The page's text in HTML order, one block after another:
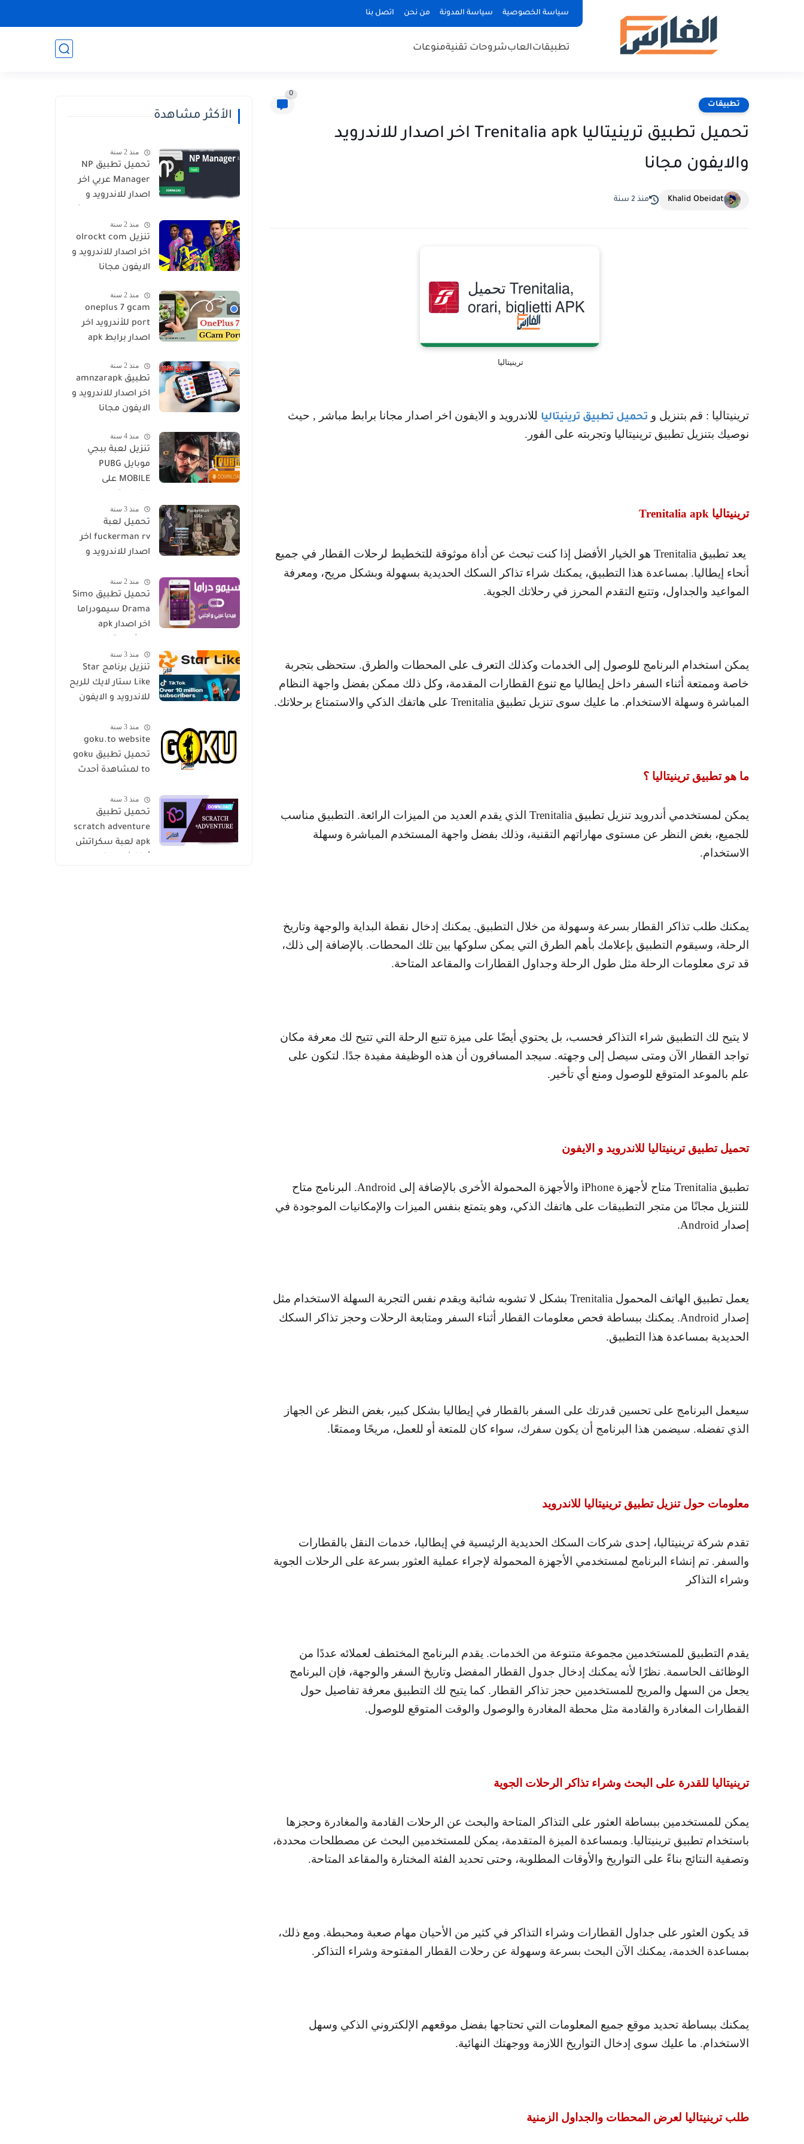
سياسة الخصوصية سياسة المدونة من نحن اتصل بنا
تطبيقاتالعابشروحات تقنيةمنوعات
تطبيقات
0
تحميل تطبيق ترينيتاليا Trenitalia apk اخر اصدار للاندرويد
والايفون مجانا
Khalid Obeidat منذ 2 سنة
ترينيتاليا
ترينيتاليا : قم بتنزيل و تحميل تطبيق ترينيتاليا للاندرويد و الايفون اخر اصدار مجانا برابط مباشر , حيث
نوصيك بتنزيل تطبيق ترينيتاليا وتجربته على الفور.
ترينيتاليا Trenitalia apk
يعد تطبيق Trenitalia هو الخيار الأفضل إذا كنت تبحث عن أداة موثوقة للتخطيط لرحلات القطار في جميع
أنحاء إيطاليا. بمساعدة هذا التطبيق، يمكنك شراء تذاكر السكك الحديدية بسهولة وبشكل مريح، ومعرفة
المواعيد والجداول، وتتبع التقدم المحرز في رحلاتك الجوية.
يمكن استخدام البرنامج للوصول إلى الخدمات وكذلك التعرف على المحطات والطرق. ستحظى بتجربة
خاصة وممتعة أثناء السفر داخل إيطاليا مع تنوع القطارات المقدمة، وكل ذلك ممكن بفضل واجهة النظام
المباشرة وسهلة الاستخدام. ما عليك سوى تنزيل تطبيق Trenitalia على هاتفك الذكي والاستمتاع برحلاتك.
ما هو تطبيق ترينيتاليا ؟
يمكن لمستخدمي أندرويد تنزيل تطبيق Trenitalia الذي يقدم العديد من الميزات الرائعة. التطبيق مناسب
للجميع، بغض النظر عن مستوى مهاراتهم التقنية، وذلك بفضل واجهة المستخدم المباشرة وسهلة
الاستخدام.
يمكنك طلب تذاكر القطار بسرعة وسهولة من خلال التطبيق. يمكنك إدخال نقطة البداية والوجهة وتاريخ
الرحلة، وسيقوم التطبيق بإعلامك بأهم الطرق التي يمكن سلوكها بين تلك المحطات. بالإضافة إلى ذلك،
قد ترى معلومات الرحلة مثل طول الرحلة وجداول القطارات والمقاعد المتاحة.
لا يتيح لك التطبيق شراء التذاكر فحسب، بل يحتوي أيضًا على ميزة تتبع الرحلة التي تتيح لك معرفة مكان
تواجد القطار الآن ومتى سيصل إلى وجهته. سيجد المسافرون أن هذه الوظيفة مفيدة جدًا. لتكون على
علم بالموعد المتوقع للوصول ومنع أي تأخير.
تحميل تطبيق ترينيتاليا للاندرويد و الايفون
تطبيق Trenitalia متاح لأجهزة iPhone والأجهزة المحمولة الأخرى بالإضافة إلى Android. البرنامج متاح
للتنزيل مجانًا من متجر التطبيقات على هاتفك الذكي، وهو يتمتع بنفس الميزات والإمكانيات الموجودة في
إصدار Android
.
يعمل تطبيق الهاتف المحمول Trenitalia بشكل لا تشوبه شائبة ويقدم نفس التجربة السهلة الاستخدام مثل
إصدار Android. يمكنك ببساطة فحص معلومات القطار أثناء السفر ومتابعة الرحلات وحجز تذاكر السكك
الحديدية بمساعدة هذا التطبيق.
سيعمل البرنامج على تحسين قدرتك على السفر بالقطار في إيطاليا بشكل كبير، بغض النظر عن الجهاز
الذي تفضله. سيضمن هذا البرنامج أن يكون سفرك، سواء كان للمتعة أو للعمل، مريحًا وممتعًا.
معلومات حول تنزيل تطبيق ترينيتاليا للاندرويد
تقدم شركة ترينيتاليا، إحدى شركات السكك الحديدية الرئيسية في إيطاليا، خدمات النقل بالقطارات
والسفر. تم إنشاء البرنامج لمستخدمي الأجهزة المحمولة لإجراء عملية العثور بسرعة على الرحلات الجوية
وشراء التذاكر
يقدم التطبيق للمستخدمين مجموعة متنوعة من الخدمات. يقدم البرنامج المختطف لعملائه عددًا من
الوظائف الحاسمة. نظرًا لأنه يمكنك إدخال جدول القطار المفضل وتاريخ السفر والوجهة، فإن البرنامج
يجعل من السهل والمريح للمستخدمين حجز تذاكر القطار. كما يتيح لك التطبيق معرفة تفاصيل حول
القطارات المغادرة والقادمة مثل محطة المغادرة والوصول والوقت المتوقع للوصول.
ترينيتاليا للقدرة على البحث وشراء تذاكر الرحلات الجوية
يمكن للمستخدمين ببساطة العثور على التذاكر المتاحة والبحث عن الرحلات القادمة والمغادرة وحجزها
باستخدام تطبيق ترينيتاليا. وبمساعدة الميزة المتقدمة، يمكن للمستخدمين البحث عن مصطلحات محددة،
وتصفية النتائج بناءً على التواريخ والأوقات المطلوبة، وحتى تحديد الفئة المختارة والمقاعد المتاحة.
قد يكون العثور على جداول القطارات وشراء التذاكر في كثير من الأحيان مهام صعبة ومحبطة. ومع ذلك،
بمساعدة الخدمة، يمكنك الآن البحث بسرعة وسهولة عن رحلات القطار المفتوحة وشراء التذاكر.
يمكنك ببساطة تحديد موقع جميع المعلومات التي تحتاجها بفضل موقعهم الإلكتروني الذكي وسهل
الاستخدام. ما عليك سوى إدخال التواريخ اللازمة ووجهتك النهائية.
طلب ترينيتاليا لعرض المحطات والجداول الزمنية
الأكثر مشاهدة
منذ 2 سنة
تحميل تطبيق NP
Manager عربي اخر
اصدار للاندرويد و
منذ 2 سنة
تنزيل olrockt com
اخر اصدار للاندرويد و
الايفون مجانا
منذ 2 سنة
oneplus 7 gcam
port للأندرويد اخر
اصدار برابط apk
منذ 2 سنة
تطبيق amnzarapk
اخر اصدار للاندرويد و
الايفون مجانا
منذ 4 سنة
تنزيل لعبة ببجي
موبايل PUBG
MOBILE على
توب مجانا
منذ 3 سنة
تحميل لعبة
fuckerman rv اخر
اصدار للاندرويد و
منذ 2 سنة
تحميل تطبيق Simo
Drama سيمودراما
اخر اصدار apk
العالمية مجانا
منذ 3 سنة
تنزيل برنامج Star
Like ستار لايك للربح
للاندرويد و الايفون
منذ 3 سنة
goku.to website
تحميل تطبيق goku
to لمشاهدة أحدث
الأفلام
منذ 3 سنة
تحميل تطبيق
scratch adventure
apk لعبة سكراتش